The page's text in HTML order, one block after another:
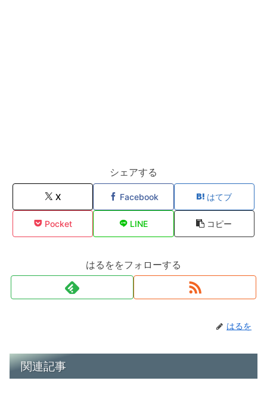
シェアする
X Facebook はてブ
Pocket LINE コピー
はるををフォローする
はるを
関連記事